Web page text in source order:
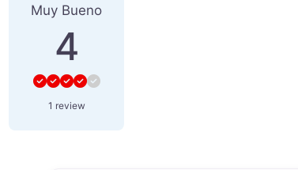
Muy Bueno
4
1 review